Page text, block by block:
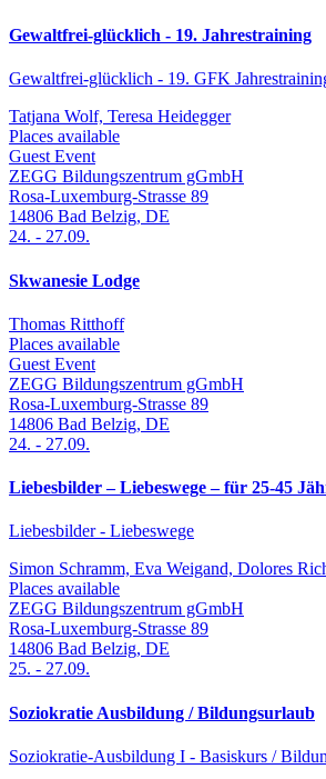
Gewaltfrei-glücklich - 19. Jahrestraining
Gewaltfrei-glücklich - 19. GFK
Tatjana Wolf, Teresa Heidegger
Places available
Guest Event
ZEGG Bildungszentrum gGmbH
Rosa-Luxemburg-Strasse 89
14806 Bad Belzig, DE
24. - 27.09.
Skwanesie Lodge
Thomas Ritthoff
Places available
Guest Event
ZEGG Bildungszentrum gGmbH
Rosa-Luxemburg-Strasse 89
14806 Bad Belzig, DE
24. - 27.09.
Liebesbilder – Liebeswege – für 25-45
Liebesbilder - Liebeswege
Simon Schramm, Eva Weigand, Dolores
Places available
ZEGG Bildungszentrum gGmbH
Rosa-Luxemburg-Strasse 89
14806 Bad Belzig, DE
25. - 27.09.
Soziokratie Ausbildung / Bildungsurlaub
Soziokratie-Ausbildung I - Basiskurs /